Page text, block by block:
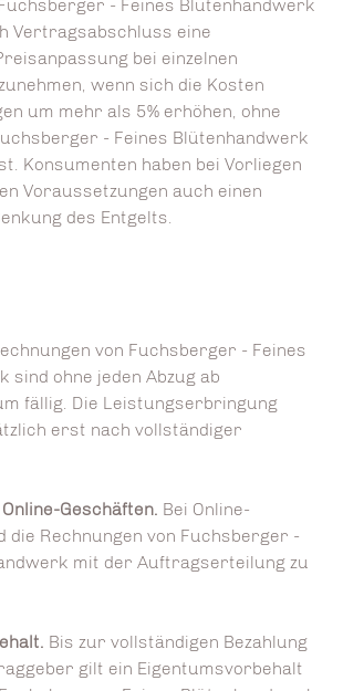
- Feines Blütenhandwerk
Vertragsabschluss eine
bei einzelnen
wenn sich die Kosten
um mehr als 5% erhöhen, ohne
- Feines Blütenhandwerk
Konsumenten haben bei Vorliegen
Voraussetzungen auch einen
des Entgelts.
von Fuchsberger - Feines
sind ohne jeden Abzug ab
fällig. Die Leistungserbringung
erst nach vollständiger
Geschäften. Bei Online-
die Rechnungen von Fuchsberger -
mit der Auftragserteilung zu
Bis zur vollständigen Bezahlung
gilt ein Eigentumsvorbehalt